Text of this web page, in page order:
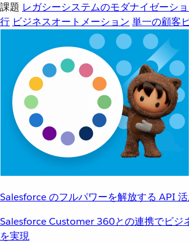
課題 レガシーシステムのモダナイゼーシ
行 ビジネスオートメーション 単一の顧客
Salesforce のフルパワーを解放する API
Salesforce Customer 360との連携でビジ
を実現